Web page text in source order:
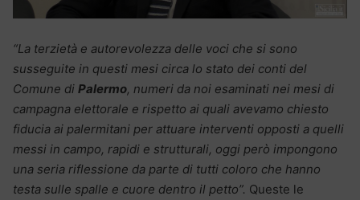
“La terzietà e autorevolezza delle voci che si sono
susseguite in questi mesi circa lo stato dei conti del
Comune di Palermo, numeri da noi esaminati nei mesi di
campagna elettorale e rispetto ai quali avevamo chiesto
fiducia ai palermitani per attuare interventi opposti a quelli
messi in campo, rapidi e strutturali, oggi però impongono
una seria riflessione da parte di tutti coloro che hanno
testa sulle spalle e cuore dentro il petto”. Queste le